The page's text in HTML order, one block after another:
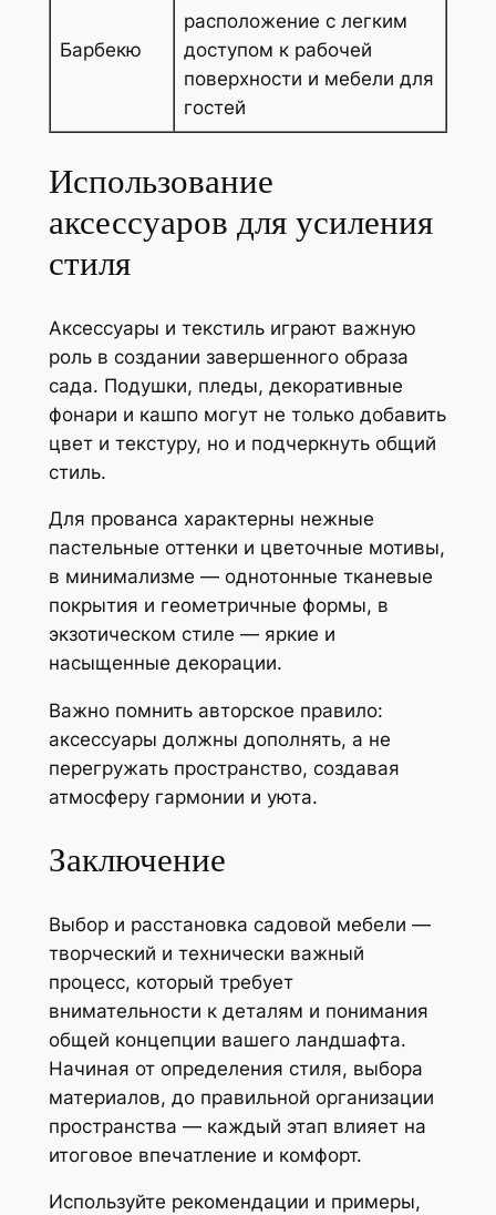
Барбекю
расположение с легким
доступом к рабочей
поверхности и мебели для
гостей
Использование
аксессуаров для усиления
стиля
Аксессуары и текстиль играют важную
роль в создании завершенного образа
сада. Подушки, пледы, декоративные
фонари и кашпо могут не только добавить
цвет и текстуру, но и подчеркнуть общий
стиль.
Для прованса характерны нежные
пастельные оттенки и цветочные мотивы,
в минимализме — однотонные тканевые
покрытия и геометричные формы, в
экзотическом стиле — яркие и
насыщенные декорации.
Важно помнить авторское правило:
аксессуары должны дополнять, а не
перегружать пространство, создавая
атмосферу гармонии и уюта.
Заключение
Выбор и расстановка садовой мебели —
творческий и технически важный
процесс, который требует
внимательности к деталям и понимания
общей концепции вашего ландшафта.
Начиная от определения стиля, выбора
материалов, до правильной организации
пространства — каждый этап влияет на
итоговое впечатление и комфорт.
Используйте рекомендации и примеры,